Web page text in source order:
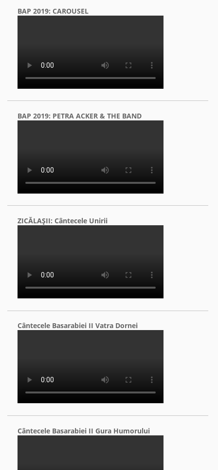
BAP 2019: CAROUSEL
BAP 2019: PETRA ACKER & THE BAND
ZICĂLAŞII: Cântecele Unirii
Cântecele Basarabiei II Vatra Dornei
Cântecele Basarabiei II Gura Humorului